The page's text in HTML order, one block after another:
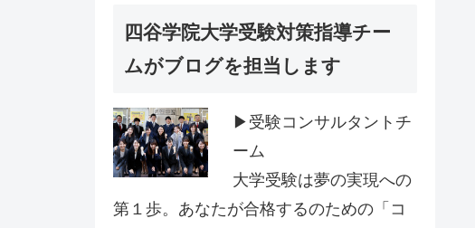
四谷学院大学受験対策指導チー
ムがブログを担当します
▶受験コンサルタントチ
ーム
大学受験は夢の実現への
第１歩。あなたが合格するのための「コ